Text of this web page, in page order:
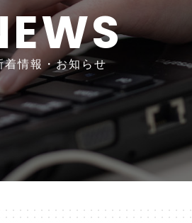
着情報・お知らせ